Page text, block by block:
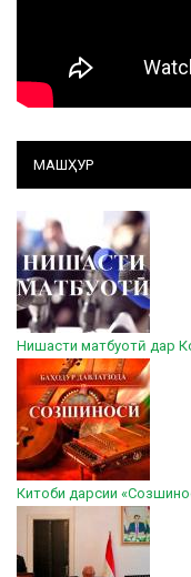
МАШҲУР
Нишасти матбуотӣ дар
Китоби дарсии